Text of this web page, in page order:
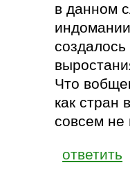
в данном
создалось
Что
как стран
совсем не
ответить